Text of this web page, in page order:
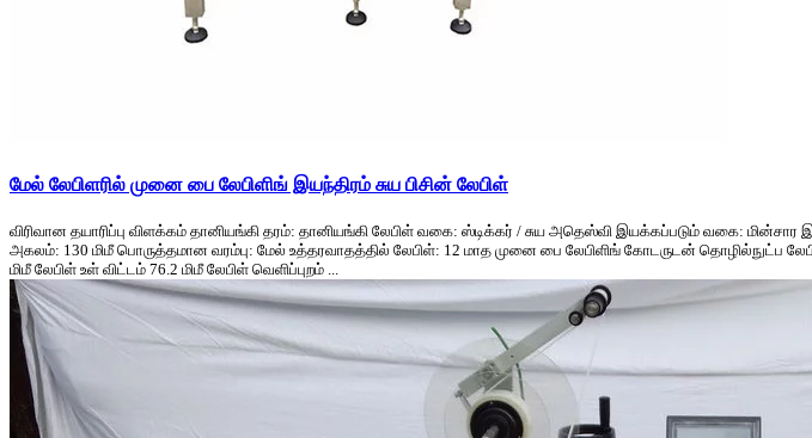
மேல் லேபிளரில் முனை பை லேபிளிங் இயந்திரம் சுய பிசின் லேபிள்
விரிவான தயாரிப்பு விளக்கம் தானியங்கி தரம்: தானியங்கி லேபிள் வகை: ஸ்டிக்கர் / சுய அதெஸ்வி இயக்கப்படும் வகை:
அகலம்: 130 மிமீ பொருத்தமான வரம்பு: மேல் உத்தரவாதத்தில் லேபிள்: 12 மாத முனை பை லேபிளிங் கோடருடன் தொழில்நுட்ப
மிமீ லேபிள் உள் விட்டம் 76.2 மிமீ லேபிள் வெளிப்புறம் ...